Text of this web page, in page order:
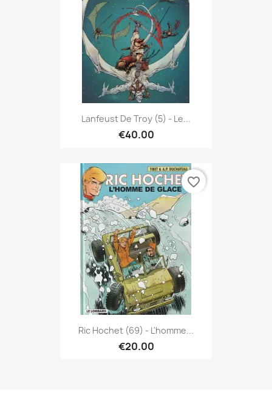
Lanfeust De Troy (5) - Le...
€40.00
Ric Hochet (69) - L'homme...
€20.00
favorite_border